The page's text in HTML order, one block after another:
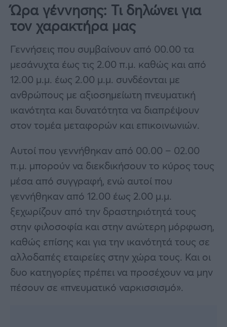
Ώρα γέννησης: Τι δηλώνει για
τον χαρακτήρα μας
Γεννήσεις που συμβαίνουν από 00.00 τα
μεσάνυχτα έως τις 2.00 π.μ. καθώς και από
12.00 μ.μ. έως 2.00 μ.μ. συνδέονται με
ανθρώπους με αξιοσημείωτη πνευματική
ικανότητα και δυνατότητα να διαπρέψουν
στον τομέα μεταφορών και επικοινωνιών.
Αυτοί που γεννήθηκαν από 00.00 – 02.00
π.μ. μπορούν να διεκδικήσουν το κύρος τους
μέσα από συγγραφή, ενώ αυτοί που
γεννήθηκαν από 12.00 έως 2.00 μ.μ.
ξεχωρίζουν από την δραστηριότητά τους
στην φιλοσοφία και στην ανώτερη μόρφωση,
καθώς επίσης και για την ικανότητά τους σε
αλλοδαπές εταιρείες στην χώρα τους. Και οι
δυο κατηγορίες πρέπει να προσέχουν να μην
πέσουν σε «πνευματικό ναρκισσισμό».